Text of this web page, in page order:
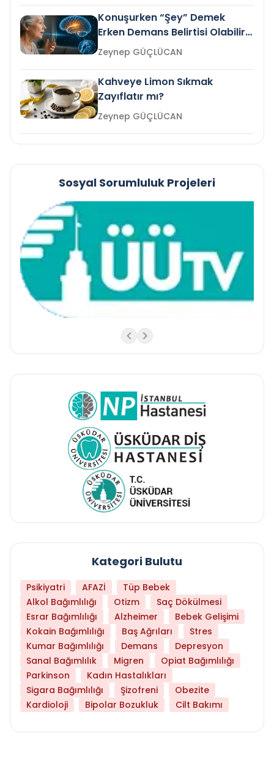
Konuşurken “Şey” Demek
Erken Demans Belirtisi Olabilir
mi?
Zeynep GÜÇLÜCAN
Kahveye Limon Sıkmak
Zayıflatır mı?
Zeynep GÜÇLÜCAN
Sosyal Sorumluluk Projeleri
Kategori Bulutu
Psikiyatri AFAZİ
Tüp Bebek
Alkol Bağımlılığı
Otizm
Saç Dökülmesi
Esrar Bağımlılığı
Alzheimer
Bebek Gelişimi
Kokain Bağımlılığı
Baş Ağrıları
Stres
Kumar Bağımlılığı
Demans
Depresyon
Sanal Bağımlılık
Migren
Opiat Bağımlılığı
Parkinson
Kadın Hastalıkları
Sigara Bağımlılığı
Şizofreni
Obezite
Kardioloji
Bipolar Bozukluk Cilt Bakımı